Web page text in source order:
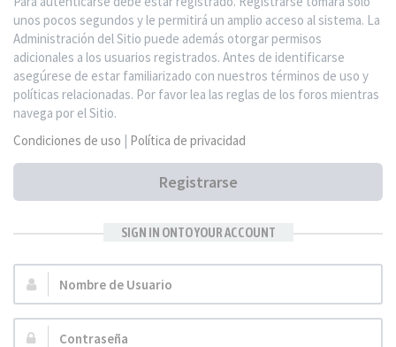
unos pocos segundos y le permitirá un amplio acceso al sistema. La
Administración del Sitio puede además otorgar permisos
adicionales a los usuarios registrados. Antes de identificarse
asegúrese de estar familiarizado con nuestros términos de uso y
políticas relacionadas. Por favor lea las reglas de los foros mientras
navega por el Sitio.
Condiciones de uso | Política de privacidad
Registrarse
SIGN IN ONTO YOUR ACCOUNT
Nombre
de
Usuario:
Contraseña: